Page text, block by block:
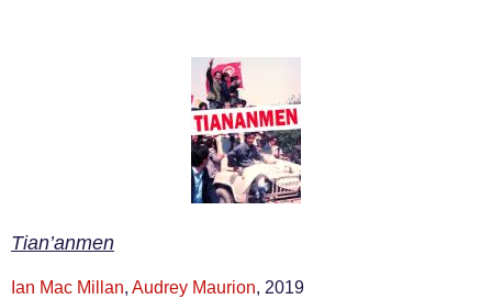
Tian’anmen
Ian Mac Millan, Audrey Maurion, 2019